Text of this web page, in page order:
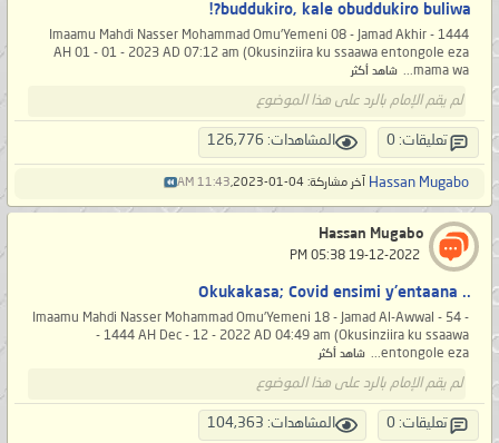
buddukiro, kale obuddukiro buliwa?!
Imaamu Mahdi Nasser Mohammad Omu'Yemeni 08 - Jamad Akhir - 1444
AH 01 - 01 - 2023 AD 07:12 am (Okusinziira ku ssaawa entongole eza
mama wa...
شاهد أكثر
لم يقم الإمام بالرد على هذا الموضوع
تعليقات: 0 المشاهدات: 126,776
Hassan Mugabo آخر مشاركة: 04-01-2023, 11:43 AM
Hassan Mugabo
.. Okukakasa; Covid ensimi y'entaana
- 54 - Imaamu Mahdi Nasser Mohammad Omu'Yemeni 18 - Jamad Al-Awwal
- 1444 AH Dec - 12 - 2022 AD 04:49 am (Okusinziira ku ssaawa
entongole eza...
شاهد أكثر
لم يقم الإمام بالرد على هذا الموضوع
تعليقات: 0 المشاهدات: 104,363